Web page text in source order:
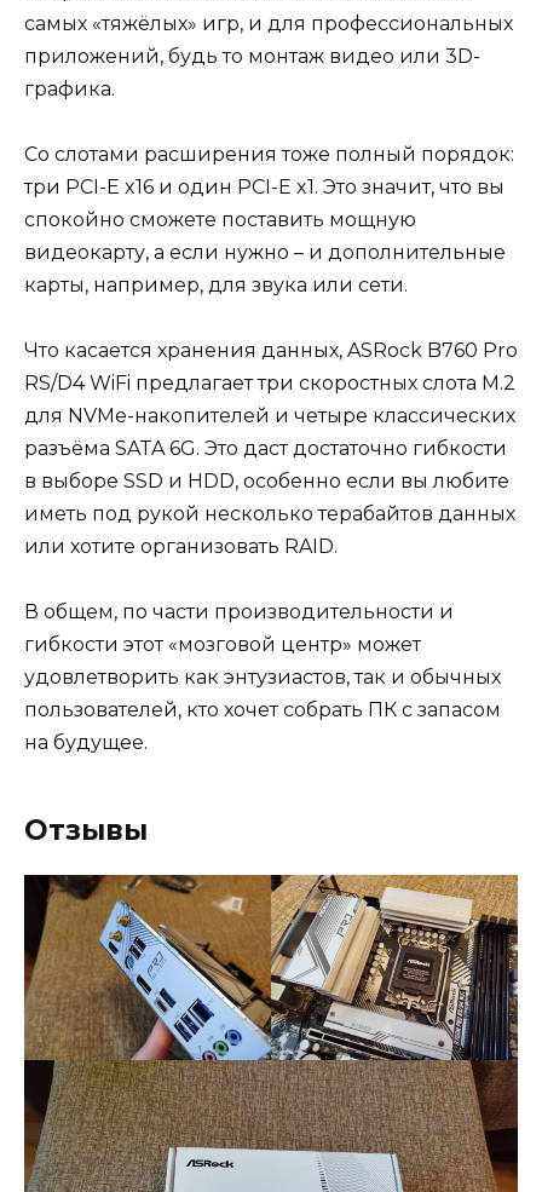
самых «тяжёлых» игр, и для профессиональных
приложений, будь то монтаж видео или 3D-
графика.
Со слотами расширения тоже полный порядок:
три PCI-E x16 и один PCI-E x1. Это значит, что вы
спокойно сможете поставить мощную
видеокарту, а если нужно – и дополнительные
карты, например, для звука или сети.
Что касается хранения данных, ASRock B760 Pro
RS/D4 WiFi предлагает три скоростных слота M.2
для NVMe-накопителей и четыре классических
разъёма SATA 6G. Это даст достаточно гибкости
в выборе SSD и HDD, особенно если вы любите
иметь под рукой несколько терабайтов данных
или хотите организовать RAID.
В общем, по части производительности и
гибкости этот «мозговой центр» может
удовлетворить как энтузиастов, так и обычных
пользователей, кто хочет собрать ПК с запасом
на будущее.
Отзывы